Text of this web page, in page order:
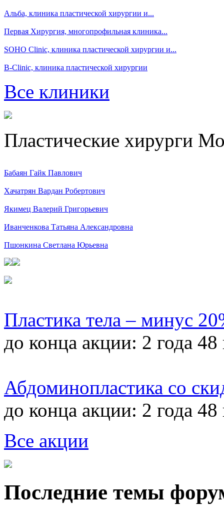
Альба, клиника пластической хирургии и...
Первая Хирургия, многопрофильная клиника...
SOHO Clinic, клиника пластической хирургии и...
B-Clinic, клиника пластической хирургии
Все клиники
Пластические хирурги
Бабаян Гайк Павлович
Хачатрян Вардан Робертович
Якимец Валерий Григорьевич
Иванченкова Татьяна Александровна
Пшонкина Светлана Юрьевна
Пластика тела – минус
до конца акции: 2 года 48
Абдоминопластика со
до конца акции: 2 года 48
Все акции
Последние темы